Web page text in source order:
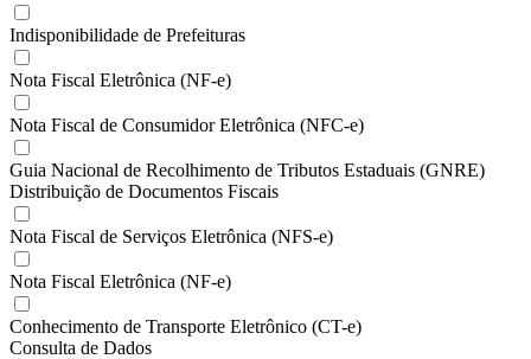
Indisponibilidade de Prefeituras
Nota Fiscal Eletrônica (NF-e)
Nota Fiscal de Consumidor Eletrônica (NFC-e)
Guia Nacional de Recolhimento de Tributos Estaduais (GNRE)
Distribuição de Documentos Fiscais
Nota Fiscal de Serviços Eletrônica (NFS-e)
Nota Fiscal Eletrônica (NF-e)
Conhecimento de Transporte Eletrônico (CT-e)
Consulta de Dados